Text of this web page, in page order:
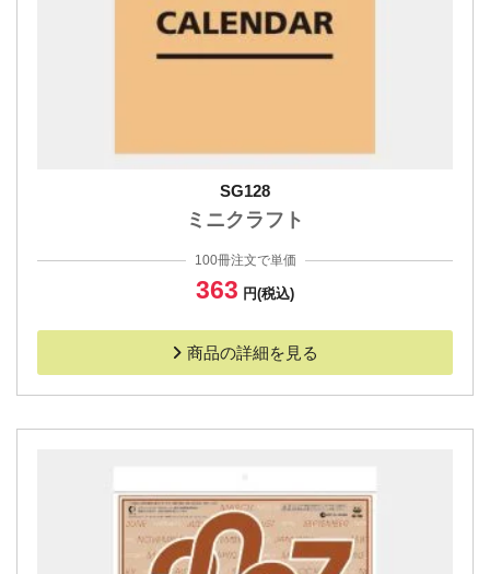
SG128
ミニクラフト
100冊注文で単価
363 円(税込)
商品の詳細を見る